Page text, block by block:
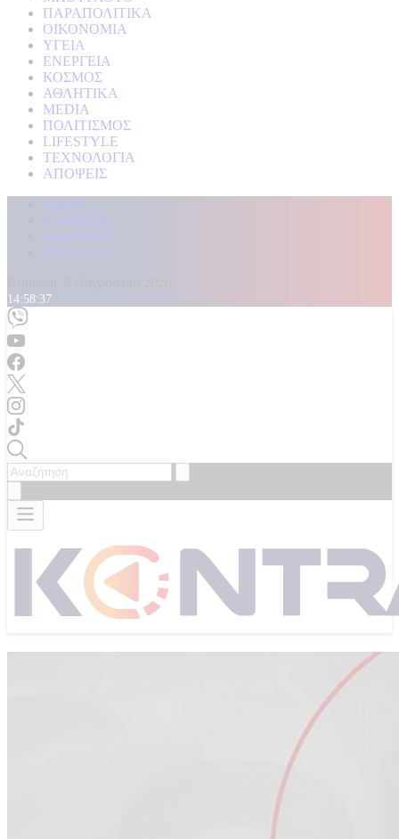
ΠΑΡΑΠΟΛΙΤΙΚΑ
ΟΙΚΟΝΟΜΙΑ
ΥΓΕΙΑ
ΕΝΕΡΓΕΙΑ
ΚΟΣΜΟΣ
ΑΘΛΗΤΙΚΑ
MEDIA
ΠΟΛΙΤΙΣΜΟΣ
LIFESTYLE
ΤΕΧΝΟΛΟΓΙΑ
ΑΠΟΨΕΙΣ
Αρχική
Kontra Live
Καταγγελίες
Επικοινωνία
14:58:39